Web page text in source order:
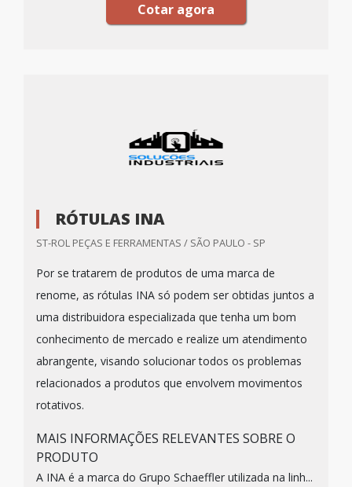
Cotar agora
RÓTULAS INA
ST-ROL PEÇAS E FERRAMENTAS / SÃO PAULO - SP
Por se tratarem de produtos de uma marca de
renome, as rótulas INA só podem ser obtidas juntos a
uma distribuidora especializada que tenha um bom
conhecimento de mercado e realize um atendimento
abrangente, visando solucionar todos os problemas
relacionados a produtos que envolvem movimentos
rotativos.
MAIS INFORMAÇÕES RELEVANTES SOBRE O
PRODUTO
A INA é a marca do Grupo Schaeffler utilizada na linh...